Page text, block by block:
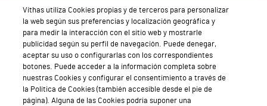
Sobre Vithas
Quiénes somos
Trabajar en Vithas
Teléfono Cita Médica
Teléfono Atención al Cliente
Vithas utiliza Cookies propias y de terceros para personalizar
la web según sus preferencias y localización geográfica y
para medir la interacción con el sitio web y mostrarle
publicidad según su perfil de navegación. Puede denegar,
aceptar su uso o configurarlas con los correspondientes
botones. Puede acceder a la información completa sobre
nuestras Cookies y configurar el consentimiento a través de
la Política de Cookies (también accesible desde el pie de
página). Alguna de las Cookies podría suponer una